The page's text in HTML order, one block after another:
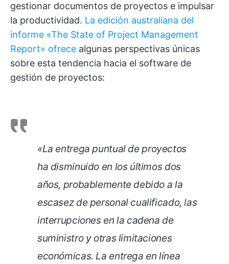
gestionar documentos de proyectos e impulsar
la productividad. La edición australiana del
informe «The State of Project Management
Report» ofrece algunas perspectivas únicas
sobre esta tendencia hacia el software de
gestión de proyectos:
«La entrega puntual de proyectos
ha disminuido en los últimos dos
años, probablemente debido a la
escasez de personal cualificado, las
interrupciones en la cadena de
suministro y otras limitaciones
económicas. La entrega en línea